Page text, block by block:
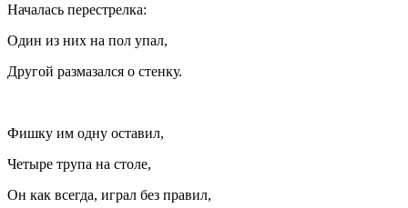
Началась перестрелка:
Один из них на пол упал,
Другой размазался о стенку.
Фишку им одну оставил,
Четыре трупа на столе,
Он как всегда, играл без правил,